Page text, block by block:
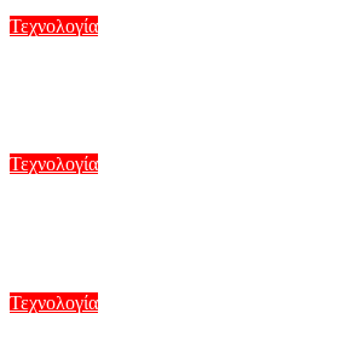
Τεχνολογία
Τεχνολογία
Τεχνολογία